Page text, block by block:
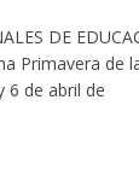
DE
Primavera de
6 de abril de